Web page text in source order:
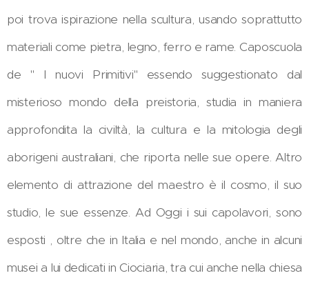
poi trova ispirazione nella scultura, usando soprattutto
materiali come pietra, legno, ferro e rame. Caposcuola
de " I nuovi Primitivi" essendo suggestionato dal
misterioso mondo della preistoria, studia in maniera
approfondita la civiltà, la cultura e la mitologia degli
aborigeni australiani, che riporta nelle sue opere. Altro
elemento di attrazione del maestro è il cosmo, il suo
studio, le sue essenze. Ad Oggi i sui capolavori, sono
esposti , oltre che in Italia e nel mondo, anche in alcuni
musei a lui dedicati in Ciociaria, tra cui anche nella chiesa